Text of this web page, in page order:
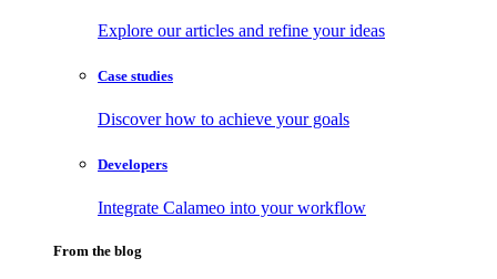
Explore our articles and refine your ideas
Case studies
Discover how to achieve your goals
Developers
Integrate Calameo into your workflow
From the blog